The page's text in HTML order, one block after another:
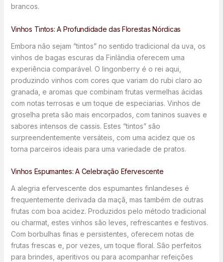
brancos.
Vinhos Tintos: A Profundidade das Florestas Nórdicas
Embora não sejam “tintos” no sentido tradicional da uva, os
vinhos de bagas escuras da Finlândia oferecem uma
experiência comparável. O lingonberry é o rei aqui,
produzindo vinhos com cores que variam do rubi claro ao
granada, e aromas que combinam frutas vermelhas ácidas
com notas terrosas e um toque de especiarias. Vinhos de
groselha preta são mais encorpados, com taninos suaves e
sabores intensos de cassis. Estes “tintos” são
surpreendentemente versáteis, com uma acidez que os
torna parceiros ideais para uma variedade de pratos.
Vinhos Espumantes: A Celebração Efervescente
A alegria efervescente dos espumantes finlandeses é
frequentemente derivada da maçã, mas também de outras
frutas com boa acidez. Produzidos pelo método tradicional
ou charmat, estes vinhos são leves, refrescantes e festivos.
Com borbulhas finas e persistentes, oferecem notas de
frutas frescas e, por vezes, um toque floral. São perfeitos
para brindes, aperitivos ou para acompanhar refeições